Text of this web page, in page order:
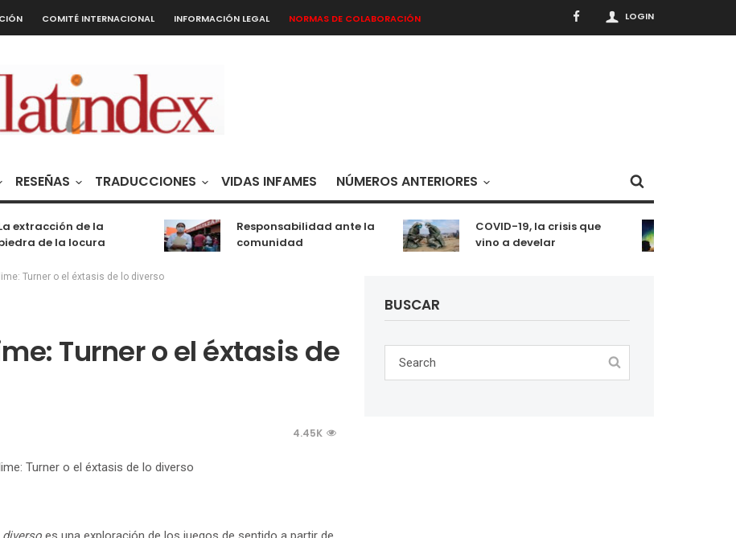
LOGIN
COMITÉ INTERNACIONAL INFORMACIÓN LEGAL NORMAS DE COLABORACIÓN
RESEÑAS TRADUCCIONES VIDAS INFAMES NÚMEROS ANTERIORES
de la
de la locura
Responsabilidad ante la
comunidad
COVID-19, la crisis que
vino a develar
Turner o el éxtasis de lo diverso
Turner o el éxtasis de
4.45K
BUSCAR